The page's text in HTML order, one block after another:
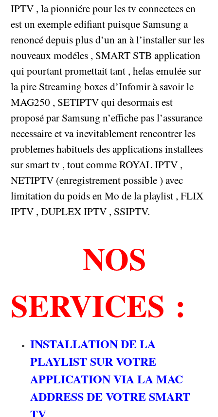
IPTV , la pionniére pour les tv connectees en
est un exemple edifiant puisque Samsung a
renoncé depuis plus d’un an à l’installer sur les
nouveaux modéles , SMART STB application
qui pourtant promettait tant , helas emulée sur
la pire Streaming boxes d’Infomir à savoir le
MAG250 , SETIPTV qui desormais est
proposé par Samsung n’effiche pas l’assurance
necessaire et va inevitablement rencontrer les
problemes habituels des applications installees
sur smart tv , tout comme ROYAL IPTV ,
NETIPTV (enregistrement possible ) avec
limitation du poids en Mo de la playlist , FLIX
IPTV , DUPLEX IPTV , SSIPTV.
NOS
SERVICES :
INSTALLATION DE LA
PLAYLIST SUR VOTRE
APPLICATION VIA LA MAC
ADDRESS DE VOTRE SMART